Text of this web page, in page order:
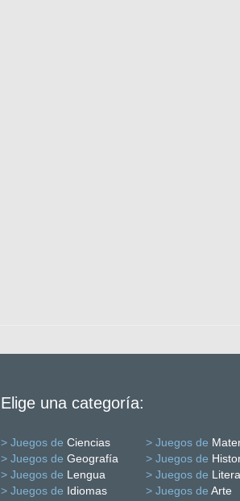
Elige una categoría:
> Juegos de Ciencias > Juegos de
> Juegos de Geografía > Juegos de
> Juegos de Lengua > Juegos de
> Juegos de Idiomas > Juegos de Arte